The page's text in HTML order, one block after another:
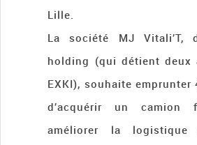
Lille.
La société MJ Vitali’T,
holding (qui détient deux
EXKI), souhaite
d’acquérir un camion
améliorer la